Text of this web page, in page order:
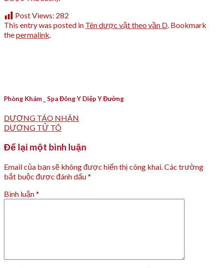
Post Views: 282
This entry was posted in Tên dược vật theo vần D. Bookmark
thepermalink.
Phòng Khám _ Spa Đông Y Diệp Y Đường
DƯƠNG TÁO NHÂN
DƯƠNG TỬ TÔ
Để lại một bình luận
Email của bạn sẽ không được hiển thị công khai. Các trường
bắt buộc được đánh dấu*
Bình luận*